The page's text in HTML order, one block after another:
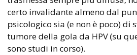
certo invalidante almeno dal
psicologico sia (e non è poco) di
tumore della gola da HPV (su
sono studi in corso).